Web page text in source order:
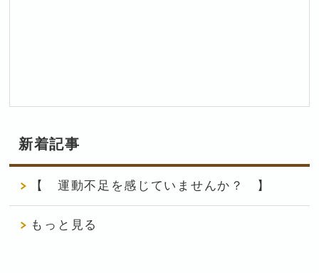
新着記事
【 運動不足を感じていませんか？ 】
もっと見る